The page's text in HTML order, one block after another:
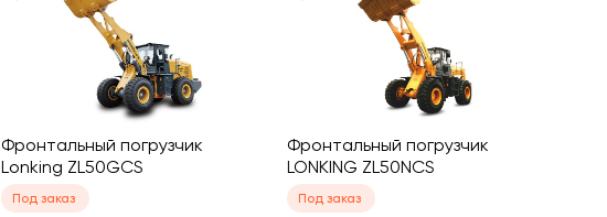
Фронтальный погрузчик
Lonking ZL50GCS
Под заказ
Фронтальный погрузчик
LONKING ZL50NCS
Под заказ